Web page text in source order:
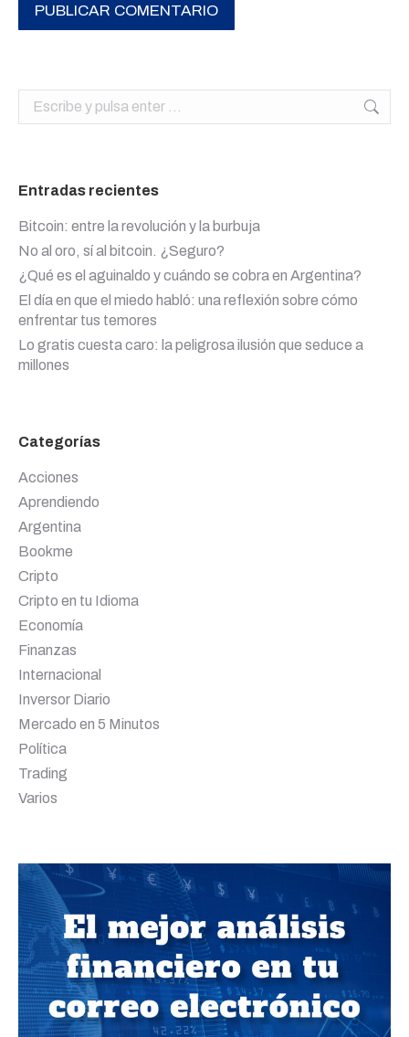
PUBLICAR COMENTARIO
Buscar:
Entradas recientes
Bitcoin: entre la revolución y la burbuja
No al oro, sí al bitcoin. ¿Seguro?
¿Qué es el aguinaldo y cuándo se cobra en Argentina?
El día en que el miedo habló: una reflexión sobre cómo
enfrentar tus temores
Lo gratis cuesta caro: la peligrosa ilusión que seduce a
millones
Categorías
Acciones
Aprendiendo
Argentina
Bookme
Cripto
Cripto en tu Idioma
Economía
Finanzas
Internacional
Inversor Diario
Mercado en 5 Minutos
Política
Trading
Varios